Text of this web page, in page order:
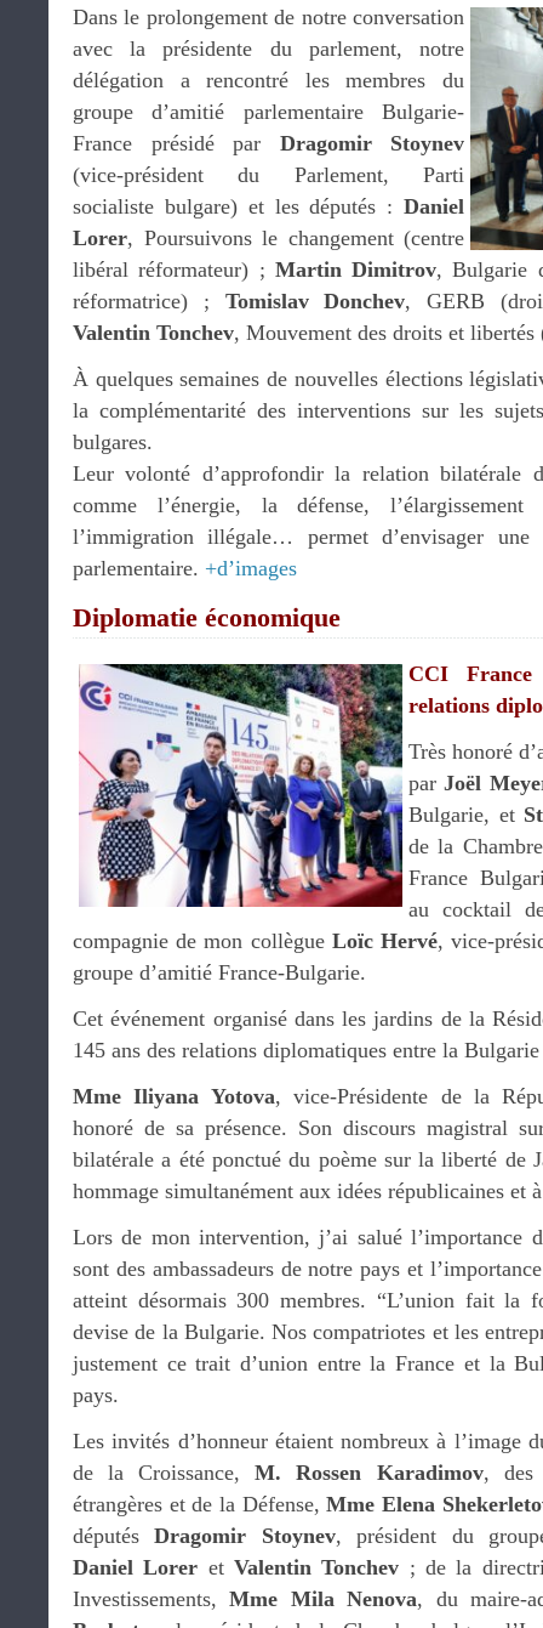
Dans le prolongement de notre conversation
avec la présidente du parlement, notre
délégation a rencontré les membres du
groupe d’amitié parlementaire Bulgarie-
France présidé par Dragomir Stoynev
(vice-président du Parlement, Parti
socialiste bulgare) et les députés : Daniel
Lorer, Poursuivons le changement (centre
libéral réformateur) ; Martin Dimitrov, Bulgarie
réformatrice) ; Tomislav Donchev, GERB
Valentin Tonchev, Mouvement des droits et
À quelques semaines de nouvelles élections
la complémentarité des interventions sur les
bulgares.
Leur volonté d’approfondir la relation bilatérale
comme l’énergie, la défense,
l’immigration illégale… permet d’envisager une
parlementaire. +d’images
Diplomatie économique
CCI
relations
Très honoré
parJoël
Bulgarie, et
de la
France
au cocktail
compagnie de mon collègue Loïc Hervé, vice-
groupe d’amitié France-Bulgarie.
Cet événement organisé dans les jardins de la
145 ans des relations diplomatiques entre la
Mme Iliyana Yotova, vice-Présidente de la
honoré de sa présence. Son discours magistral
bilatérale a été ponctué du poème sur la liberté de
hommage simultanément aux idées républicaines et
Lors de mon intervention, j’ai salué l’importance
sont des ambassadeurs de notre pays et
atteint désormais 300 membres. “L’union fait la
devise de la Bulgarie. Nos compatriotes et les
justement ce trait d’union entre la France et la
pays.
Les invités d’honneur étaient nombreux à l’image
de la Croissance,M. Rossen Karadimov, des
étrangères et de la Défense,Mme Elena
députésDragomir Stoynev, président du
Daniel Lorer etValentin Tonchev ; de la
Investissements,Mme Mila Nenova, du maire-